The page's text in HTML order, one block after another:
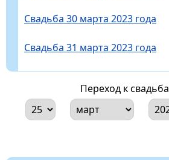
Свадьба 30 марта 2023 года
Свадьба 31 марта 2023 года
Переход к